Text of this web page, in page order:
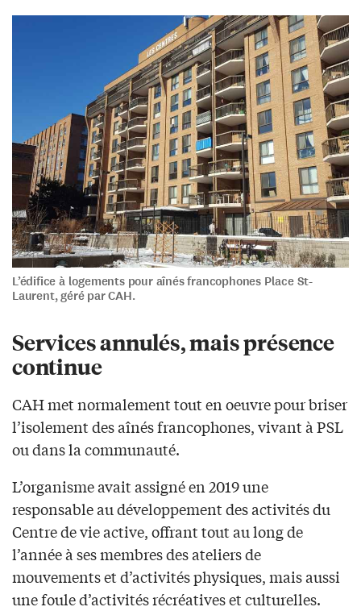
L’édifice à logements pour aînés francophones Place St-
Laurent, géré par CAH.
Services annulés, mais présence
continue
CAH met normalement tout en oeuvre pour briser
l’isolement des aînés francophones, vivant à PSL
ou dans la communauté.
L’organisme avait assigné en 2019 une
responsable au développement des activités du
Centre de vie active, offrant tout au long de
l’année à ses membres des ateliers de
mouvements et d’activités physiques, mais aussi
une foule d’activités récréatives et culturelles.